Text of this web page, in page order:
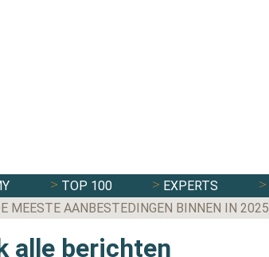
TOP 100 EXPERTS
MEESTE AANBESTEDINGEN BINNEN IN 2025
alle berichten